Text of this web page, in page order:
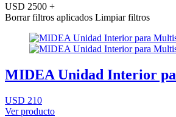
USD 2500 +
Borrar filtros aplicados Limpiar filtros
MIDEA Unidad Interior
USD 210
Ver producto